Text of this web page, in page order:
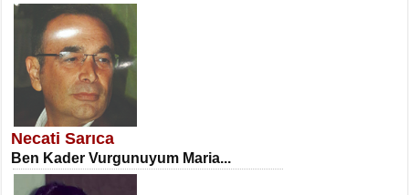
NECLA DİLEK ARSLAN
Öğretmenler Günü Mahkemesi...
Necati Sarıca
Ben Kader Vurgunuyum Maria...